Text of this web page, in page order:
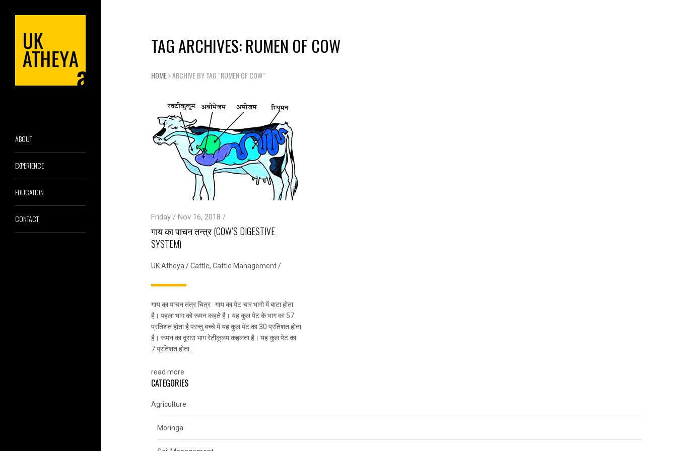
ABOUT
EXPERIENCE
EDUCATION
CONTACT
TAG ARCHIVES: RUMEN OF COW
HOME ARCHIVE BY TAG "RUMEN OF COW"
Friday / Nov 16, 2018 /
गाय का पाचन तन्त्र (COW’S DIGESTIVE
SYSTEM)
UK Atheya /Cattle, Cattle Management/
गाय का पाचन तंत्र चित्र गाय का पेट चार भागो में बाटा होता
है। पहला भाग को रूमन कहते है। यह कुल पेट के भाग का 57
प्रतिशत होता है परन्तु बच्चे में यह कुल पेट का 30 प्रतिशत होता
है। रूमन का दूसरा भाग रेटीकूलम कहलता है। यह कुल पेट का
7 प्रतिशत होता…
read more
CATEGORIES
Agriculture
Moringa